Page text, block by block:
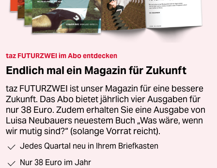
taz FUTURZWEI im Abo entdecken
Endlich mal ein Magazin für Zukunft
taz FUTURZWEI ist unser Magazin für eine bessere
Zukunft. Das Abo bietet jährlich vier Ausgaben für
nur 38 Euro. Zudem erhalten Sie eine Ausgabe von
Luisa Neubauers neuestem Buch „Was wäre, wenn
wir mutig sind?“ (solange Vorrat reicht).
Jedes Quartal neu in Ihrem Briefkasten
Nur 38 Euro im Jahr